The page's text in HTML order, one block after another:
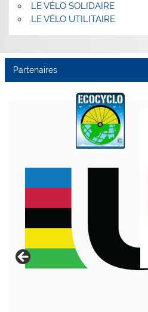
LE VÉLO SOLIDAIRE
LE VÉLO UTILITAIRE
Partenaires